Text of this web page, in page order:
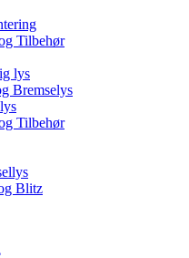
Tilbehør
lys
Bremselys
Tilbehør
Blitz